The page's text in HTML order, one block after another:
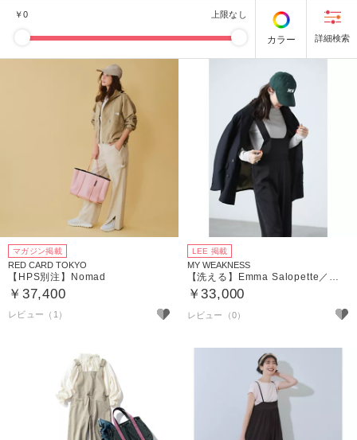
￥0 上限なし
カラー
マガジン掲載
RED CARD TOKYO
【HPS別注】Nomad
￥37,400
レビュー（1）
LEE 掲載
MY WEAKNESS
￥33,000